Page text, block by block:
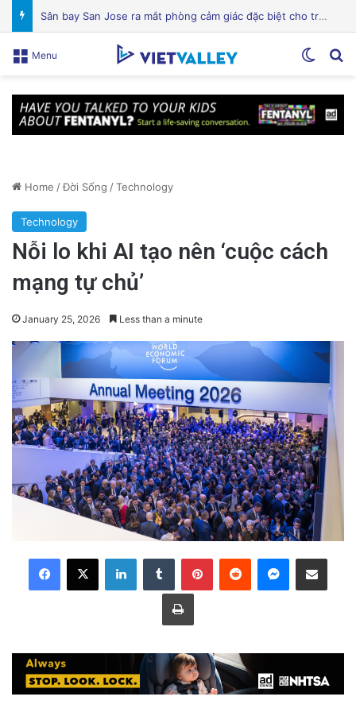
Mỹ lên án Trung Quốc lợi dụng vấn đề môi trường để tăng cường yêu sách Biển Đông
Menu
Home /Đời Sống /Technology
Technology
Nỗi lo khi AI tạo nên ‘cuộc cách
mạng tự chủ’
January 25, 2026 Less than a minute
LinkedInTumblr PinterestReddit Messenger
Share via Email
Print